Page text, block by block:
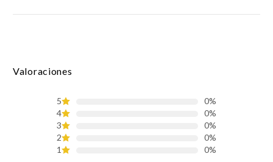
Valoraciones
5
0%
4
0%
3
0%
2
0%
1
0%